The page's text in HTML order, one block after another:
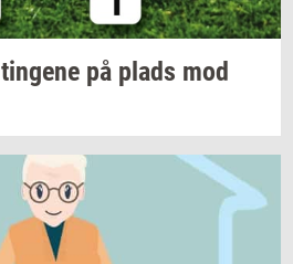
tin­ge­ne på plads mod